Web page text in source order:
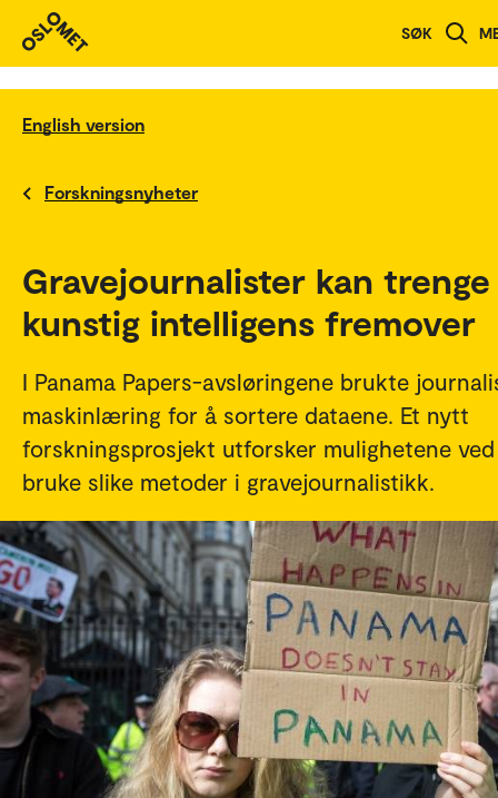
SØK
English version
Forskningsnyheter
Gravejournalister kan trenge
kunstig intelligens fremover
I Panama Papers-avsløringene brukte
maskinlæring for å sortere dataene. Et nytt
forskningsprosjekt utforsker mulighetene
bruke slike metoder i gravejournalistikk.